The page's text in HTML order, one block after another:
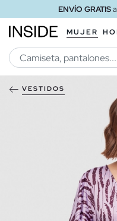
ENVÍO GRATISa
MUJER
VESTIDOS